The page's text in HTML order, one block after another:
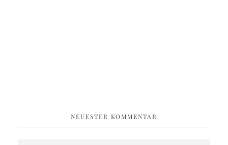
NEUESTER KOMMENTAR